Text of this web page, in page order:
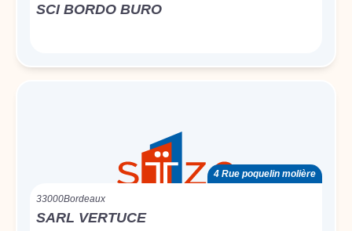
SCI BORDO BURO
4 Rue poquelin molière
33000Bordeaux
SARL VERTUCE